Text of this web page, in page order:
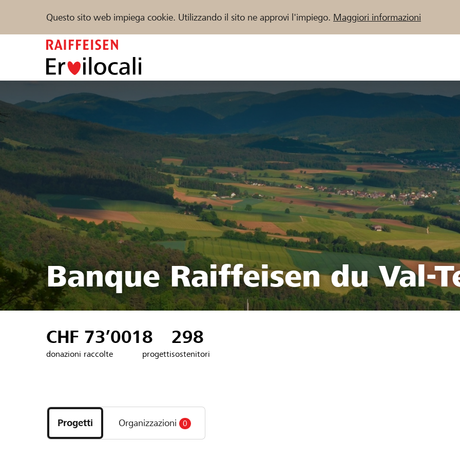
Questo sito web impiega cookie. Utilizzando il sito ne approvi l'impiego. Maggiori informazioni
Sostenere Aiuto & supporto Partner / Banche Raiffeisen
Trova progetti e organizzazioni
Banque Raiffeisen du Val-
CHF 73’001
donazioni raccolte
8
progetti
298
sostenitori
i
progetti
e
Progetti Organizzazioni 0